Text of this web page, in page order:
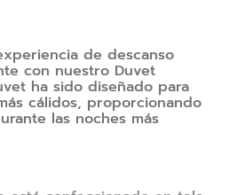
de descanso
con nuestro Duvet
ha sido diseñado para
cálidos, proporcionando
las noches más